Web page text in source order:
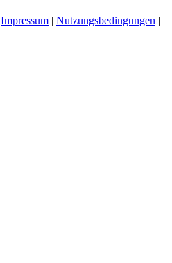
Impressum | Nutzungsbedingungen |